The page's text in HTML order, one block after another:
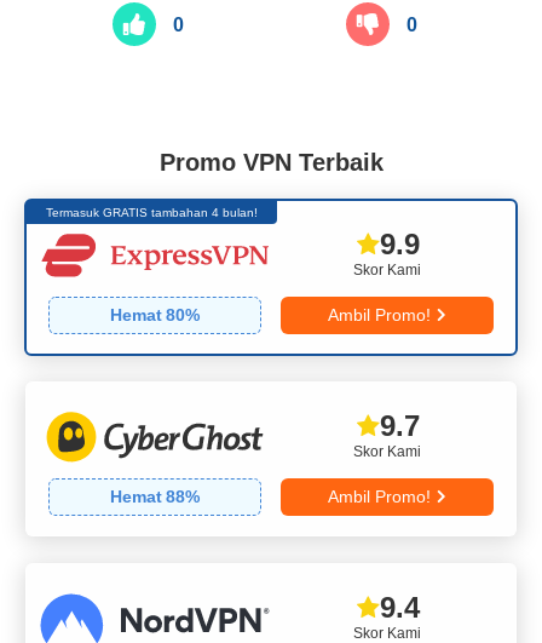
0 0
Promo VPN Terbaik
Termasuk GRATIS tambahan 4 bulan!
Skor Kami
9.9
Hemat80% Ambil Promo!
Skor Kami
9.7
Hemat88% Ambil Promo!
Skor Kami
9.4